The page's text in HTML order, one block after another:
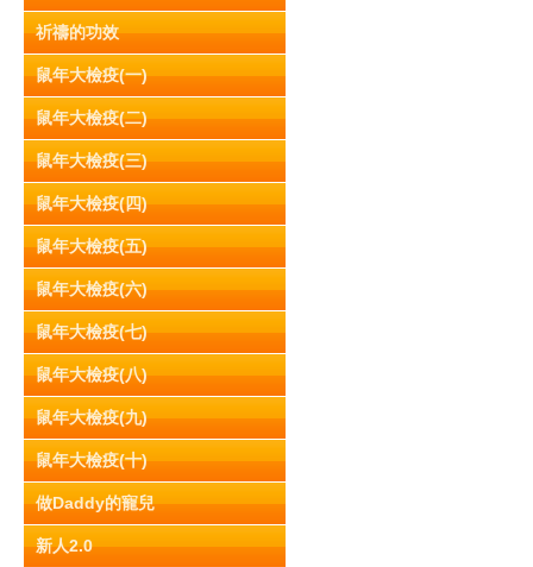
祈禱的功效
鼠年大檢疫(一)
鼠年大檢疫(二)
鼠年大檢疫(三)
鼠年大檢疫(四)
鼠年大檢疫(五)
鼠年大檢疫(六)
鼠年大檢疫(七)
鼠年大檢疫(八)
鼠年大檢疫(九)
鼠年大檢疫(十)
做Daddy的寵兒
新人2.0